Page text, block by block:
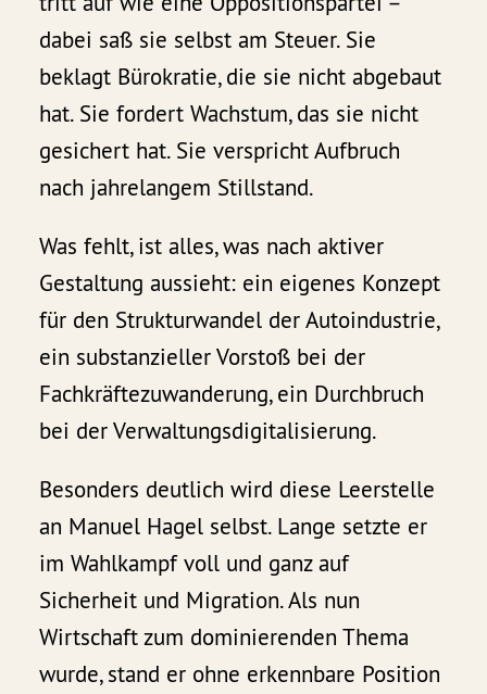
dabei saß sie selbst am Steuer. Sie
beklagt Bürokratie, die sie nicht abgebaut
hat. Sie fordert Wachstum, das sie nicht
gesichert hat. Sie verspricht Aufbruch
nach jahrelangem Stillstand.
Was fehlt, ist alles, was nach aktiver
Gestaltung aussieht: ein eigenes Konzept
für den Strukturwandel der Autoindustrie,
ein substanzieller Vorstoß bei der
Fachkräftezuwanderung, ein Durchbruch
bei der Verwaltungsdigitalisierung.
Besonders deutlich wird diese Leerstelle
an Manuel Hagel selbst. Lange setzte er
im Wahlkampf voll und ganz auf
Sicherheit und Migration. Als nun
Wirtschaft zum dominierenden Thema
wurde, stand er ohne erkennbare Position